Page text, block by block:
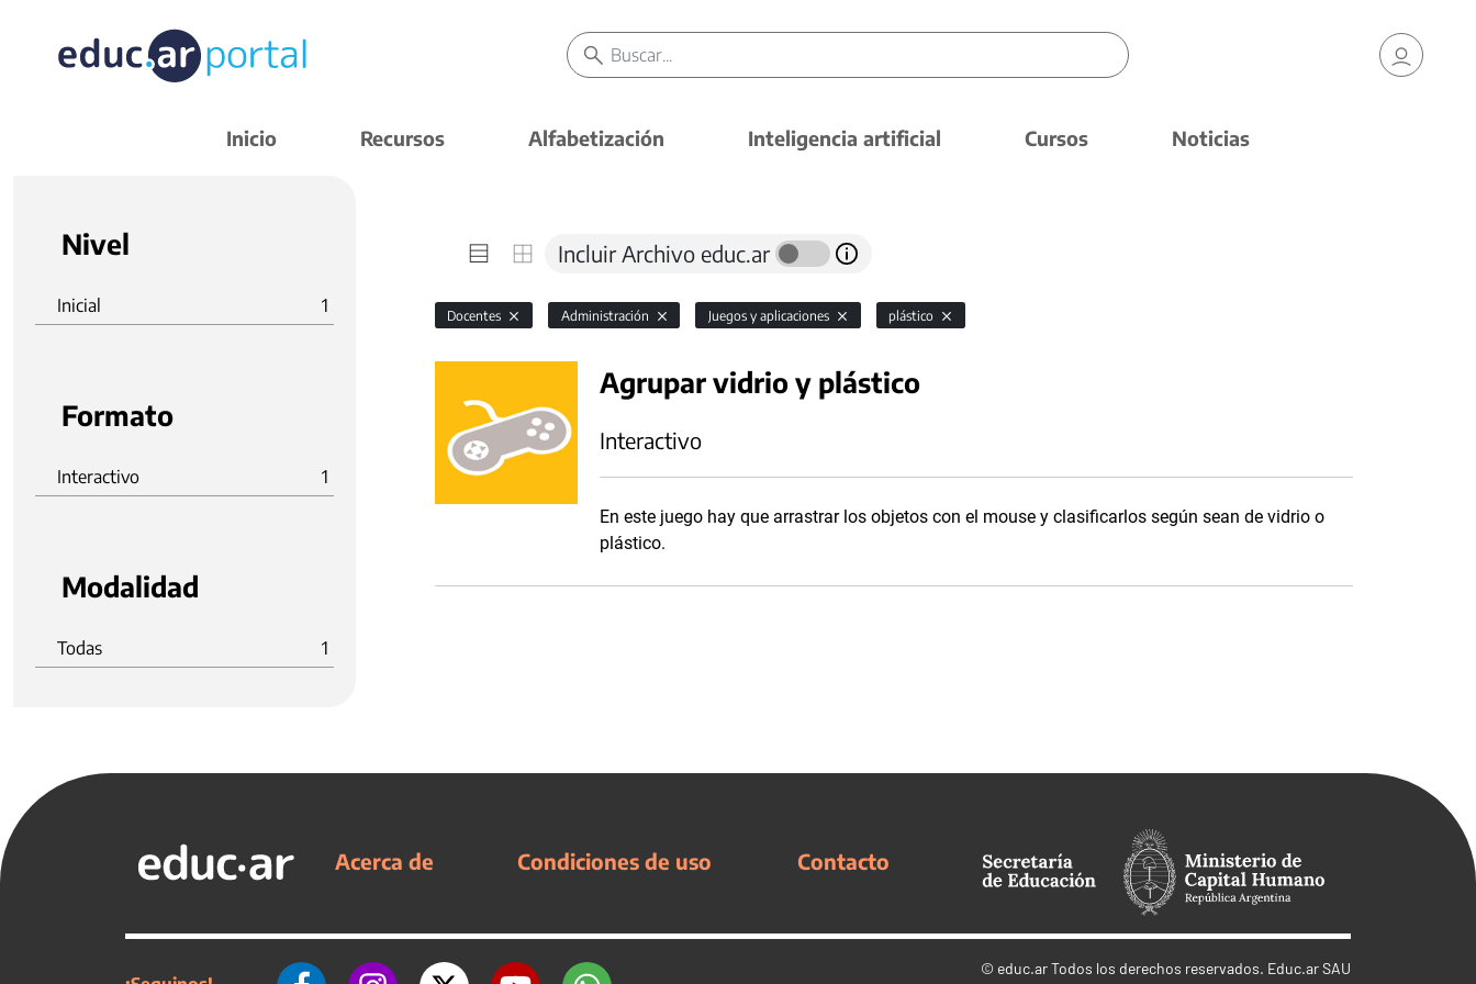
Inicio Recursos Alfabetización Inteligencia artificial Cursos Noticias
Nivel
Inicial 1
Formato
Interactivo 1
Modalidad
Todas 1
Incluir Archivo educ.ar
Docentes Administración Juegos y aplicaciones plástico
Agrupar vidrio y plástico
Interactivo
En este juego hay que arrastrar los objetos con el mouse y clasificarlos según sean de vidrio o
plástico.
Acerca de Condiciones de uso Contacto
© educ.arTodos los derechos reservados. Educ.ar SAU